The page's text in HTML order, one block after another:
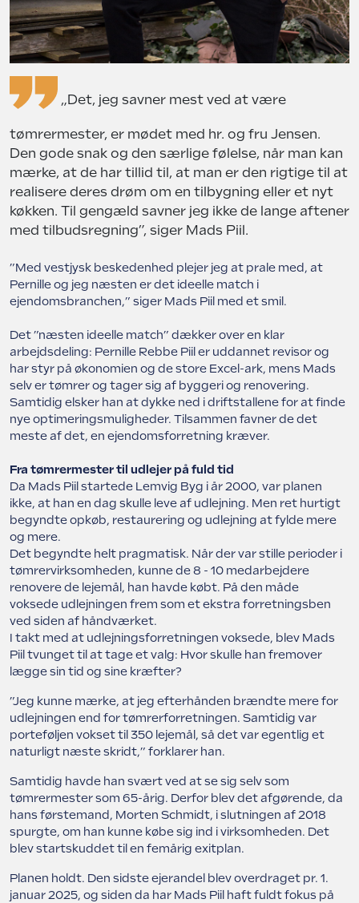
„Det, jeg savner mest ved at være
tømrermester, er mødet med hr. og fru Jensen.
Den gode snak og den særlige følelse, når man kan
mærke, at de har tillid til, at man er den rigtige til at
realisere deres drøm om en tilbygning eller et nyt
køkken. Til gengæld savner jeg ikke de lange aftener
med tilbudsregning”, siger Mads Piil.
”Med vestjysk beskedenhed plejer jeg at prale med, at
Pernille og jeg næsten er det ideelle match i
ejendomsbranchen,” siger Mads Piil med et smil.
Det ”næsten ideelle match” dækker over en klar
arbejdsdeling: Pernille Rebbe Piil er uddannet revisor og
har styr på økonomien og de store Excel-ark, mens Mads
selv er tømrer og tager sig af byggeri og renovering.
Samtidig elsker han at dykke ned i driftstallene for at finde
nye optimeringsmuligheder. Tilsammen favner de det
meste af det, en ejendomsforretning kræver.
Fra tømrermester til udlejer på fuld tid
Da Mads Piil startede Lemvig Byg i år 2000, var planen
ikke, at han en dag skulle leve af udlejning. Men ret hurtigt
begyndte opkøb, restaurering og udlejning at fylde mere
og mere.
Det begyndte helt pragmatisk. Når der var stille perioder i
tømrervirksomheden, kunne de 8 - 10 medarbejdere
renovere de lejemål, han havde købt. På den måde
voksede udlejningen frem som et ekstra forretningsben
ved siden af håndværket.
I takt med at udlejningsforretningen voksede, blev Mads
Piil tvunget til at tage et valg: Hvor skulle han fremover
lægge sin tid og sine kræfter?
”Jeg kunne mærke, at jeg efterhånden brændte mere for
udlejningen end for tømrerforretningen. Samtidig var
porteføljen vokset til 350 lejemål, så det var egentlig et
naturligt næste skridt,” forklarer han.
Samtidig havde han svært ved at se sig selv som
tømrermester som 65-årig. Derfor blev det afgørende, da
hans førstemand, Morten Schmidt, i slutningen af 2018
spurgte, om han kunne købe sig ind i virksomheden. Det
blev startskuddet til en femårig exitplan.
Planen holdt. Den sidste ejerandel blev overdraget pr. 1.
januar 2025, og siden da har Mads Piil haft fuldt fokus på